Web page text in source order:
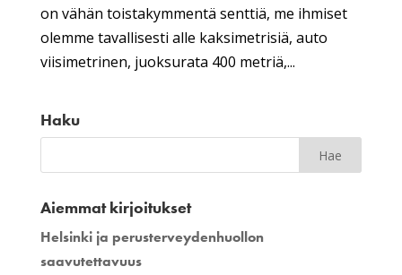
on vähän toistakymmentä senttiä, me ihmiset
olemme tavallisesti alle kaksimetrisiä, auto
viisimetrinen, juoksurata 400 metriä,...
Haku
Aiemmat kirjoitukset
Helsinki ja perusterveydenhuollon
saavutettavuus